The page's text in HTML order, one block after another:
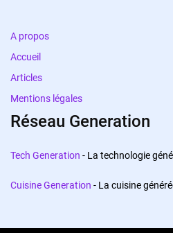
A propos
Accueil
Articles
Mentions légales
Réseau Generation
Tech Generation - La technologie
Cuisine Generation - La cuisine